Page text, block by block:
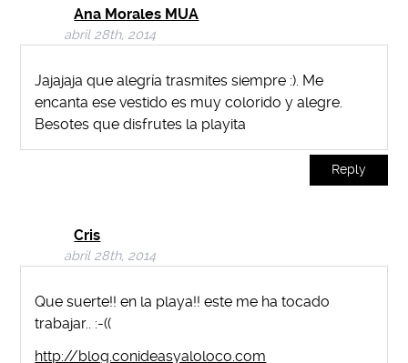
Ana Morales MUA
abril 28th, 2014
Jajajaja que alegría trasmites siempre :). Me
encanta ese vestido es muy colorido y alegre.
Besotes que disfrutes la playita
Reply
Cris
abril 28th, 2014
Que suerte!! en la playa!! este me ha tocado
trabajar.. :-((
http://blog.conideasyaloloco.com